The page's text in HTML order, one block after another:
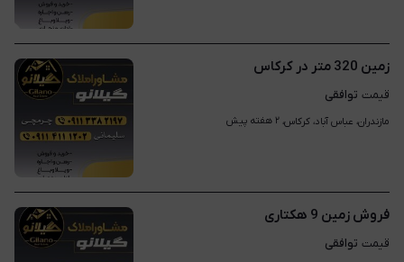
زمین 320 متر در کرکاس
قیمت توافقی
مازندران، عباس آباد، کرکاس، ۲ هفته پیش
فروش زمین 9 هکتاری
قیمت توافقی